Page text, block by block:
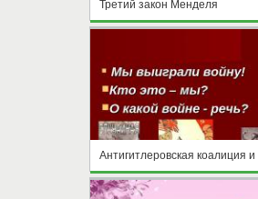
Третий закон Менделя